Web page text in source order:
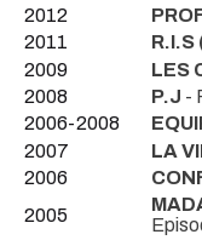
2012
2011
2009
LES
2008
P.J -
2006-2008
2007
LA
2006
2005